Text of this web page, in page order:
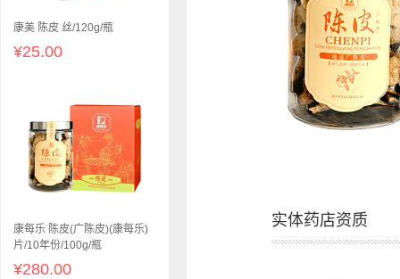
康美 陈皮 丝/120g/瓶
¥25.00
康每乐 陈皮(广陈皮)(康每乐)
片/10年份/100g/瓶
¥280.00
实体药店资质